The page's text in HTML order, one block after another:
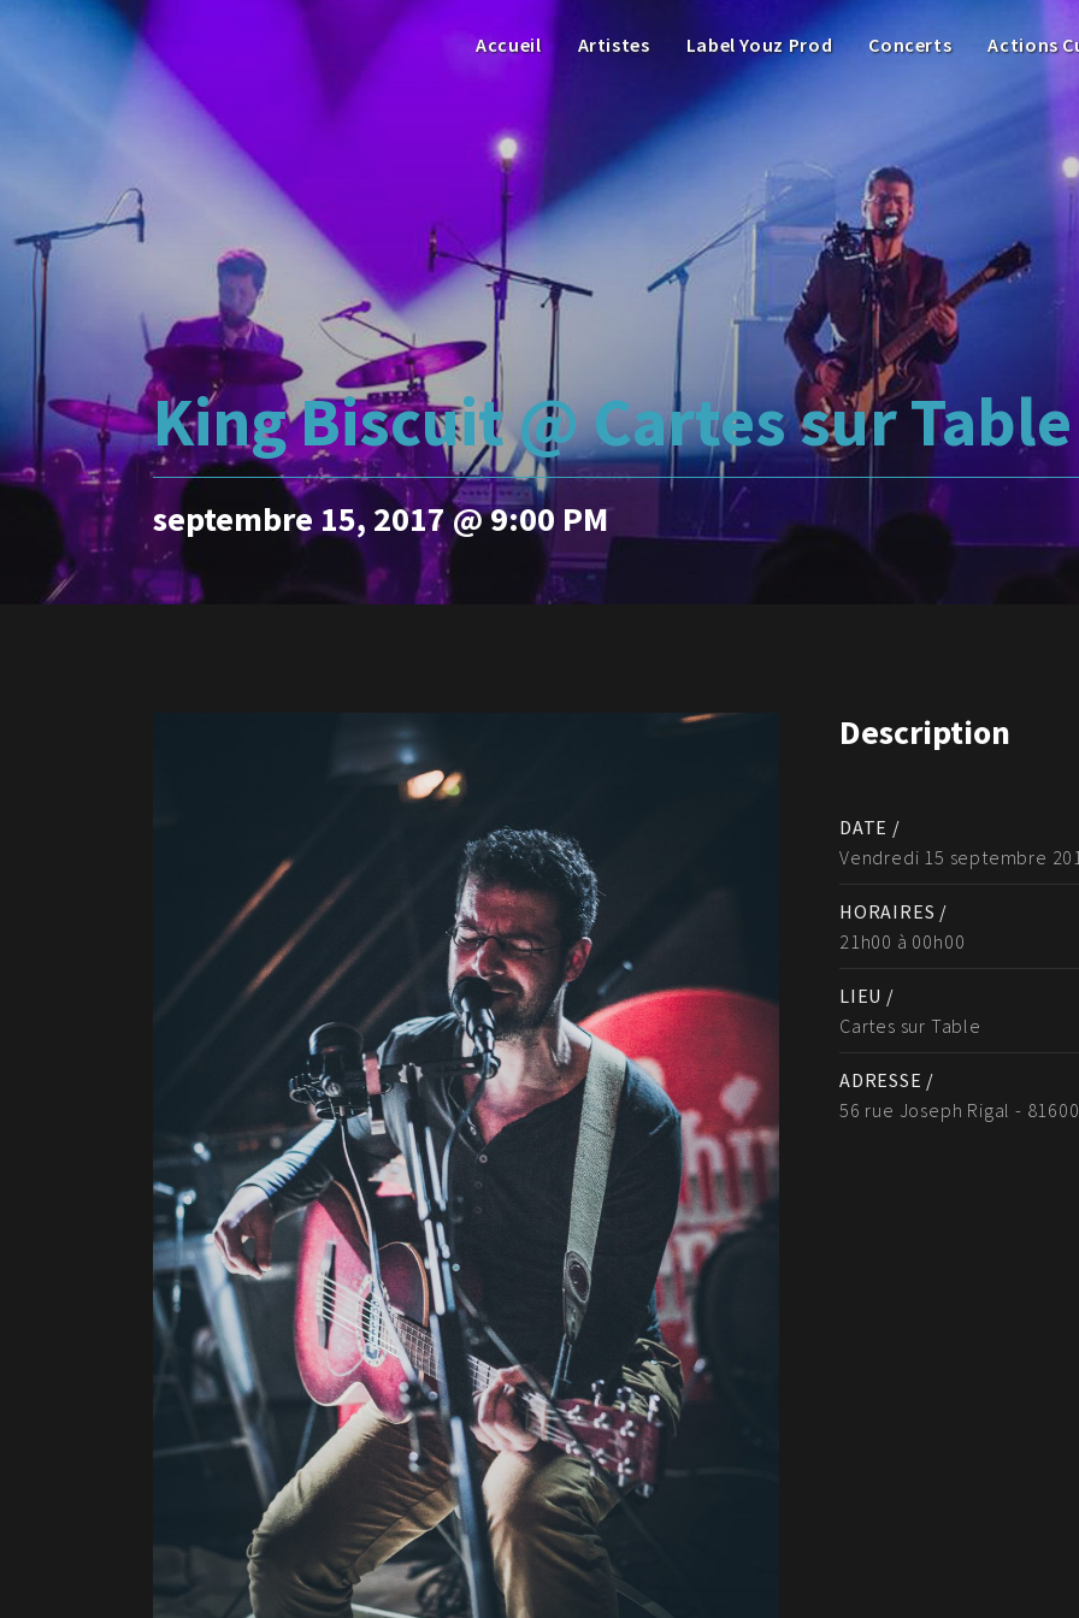
Accueil Artistes Label Youz Prod Concerts Actions
King Biscuit @ Cartes sur Table
septembre 15, 2017 @ 9:00 PM
Description
DATE /
Vendredi 15 septembre
HORAIRES /
21h00 à 00h00
LIEU /
Cartes sur Table
ADRESSE /
56 rue Joseph Rigal -